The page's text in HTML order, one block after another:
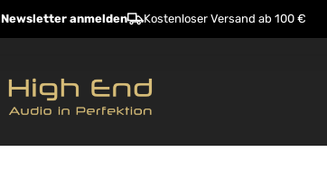
Newsletter anmelden Kostenloser Versand ab 100 €
Hersteller Dienstleistungen Über uns